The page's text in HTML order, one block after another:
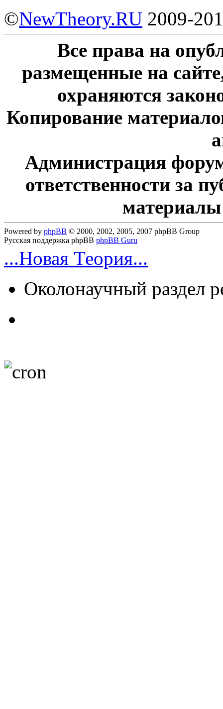
©NewTheory.RU 2009-
Все права на
размещенные на
охраняются
Копирование
Администрация
ответственности за
Powered by phpBB © 2000, 2002, 2005, 2007 phpBB Group
Русская поддержка phpBB phpBB Guru
...Новая Теория...
Околонаучный раздел